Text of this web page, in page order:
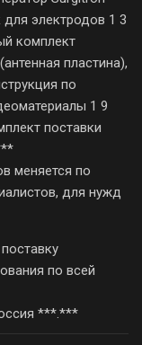
электродов 1 3
комплект
пластина),
по
1 9
поставки
меняется по
для нужд
по всей
***.***